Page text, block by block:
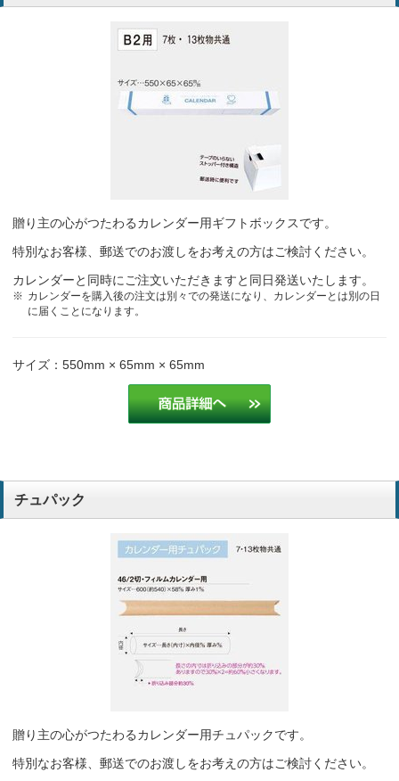
贈り主の心がつたわるカレンダー用ギフトボックスです。
特別なお客様、郵送でのお渡しをお考えの方はご検討ください。
カレンダーと同時にご注文いただきますと同日発送いたします。
カレンダーを購入後の注文は別々での発送になり、カレンダーとは別の日
に届くことになります。
サイズ：550mm × 65mm × 65mm
チュパック
贈り主の心がつたわるカレンダー用チュパックです。
特別なお客様、郵送でのお渡しをお考えの方はご検討ください。